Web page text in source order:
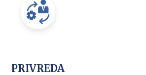
PRIVREDA